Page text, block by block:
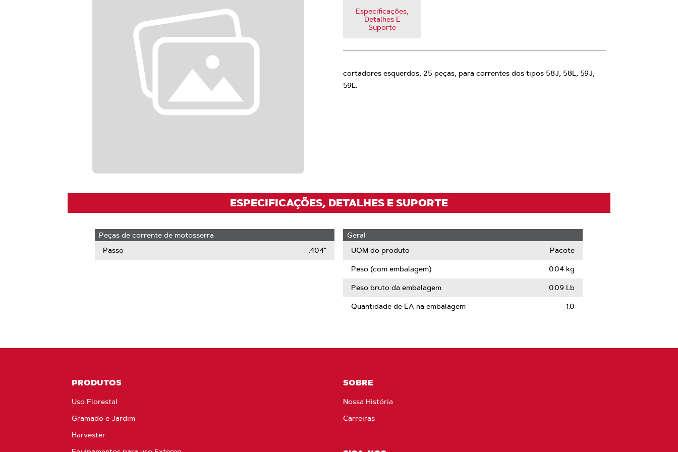
Especificações,
Detalhes E
Suporte
cortadores esquerdos, 25 peças, para correntes dos tipos 58J, 58L, 59J,
59L.
ESPECIFICAÇÕES, DETALHES E SUPORTE
Peças de corrente de motosserra
Passo
.404"
Geral
UOM do produto
Pacote
Peso (com embalagem) 0.04 kg
Peso bruto da embalagem 0.09 Lb
Quantidade de EA na embalagem 1.0
PRODUTOS
Uso Florestal
Gramado e Jardim
Harvester
SOBRE
Nossa História
Carreiras